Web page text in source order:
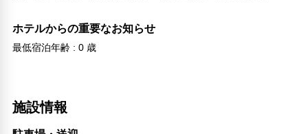
ホテルからの重要なお知らせ
最低宿泊年齢 : 0 歳
施設情報